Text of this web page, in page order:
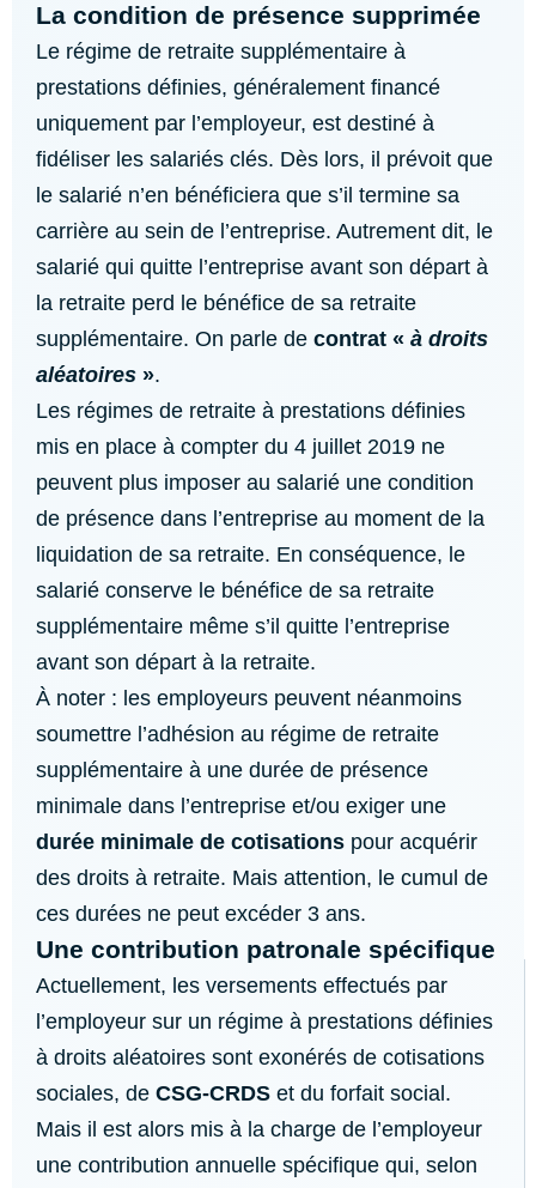
La condition de présence supprimée
Le régime de retraite supplémentaire à
prestations définies, généralement financé
uniquement par l’employeur, est destiné à
fidéliser les salariés clés. Dès lors, il prévoit que
le salarié n’en bénéficiera que s’il termine sa
carrière au sein de l’entreprise. Autrement dit, le
salarié qui quitte l’entreprise avant son départ à
la retraite perd le bénéfice de sa retraite
supplémentaire. On parle de contrat « à droits
aléatoires ».
Les régimes de retraite à prestations définies
mis en place à compter du 4 juillet 2019 ne
peuvent plus imposer au salarié une condition
de présence dans l’entreprise au moment de la
liquidation de sa retraite. En conséquence, le
salarié conserve le bénéfice de sa retraite
supplémentaire même s’il quitte l’entreprise
avant son départ à la retraite.
À noter : les employeurs peuvent néanmoins
soumettre l’adhésion au régime de retraite
supplémentaire à une durée de présence
minimale dans l’entreprise et/ou exiger une
durée minimale de cotisations pour acquérir
des droits à retraite. Mais attention, le cumul de
ces durées ne peut excéder 3 ans.
Une contribution patronale spécifique
Actuellement, les versements effectués par
l’employeur sur un régime à prestations définies
à droits aléatoires sont exonérés de cotisations
sociales, de CSG-CRDS et du forfait social.
Mais il est alors mis à la charge de l’employeur
une contribution annuelle spécifique qui, selon